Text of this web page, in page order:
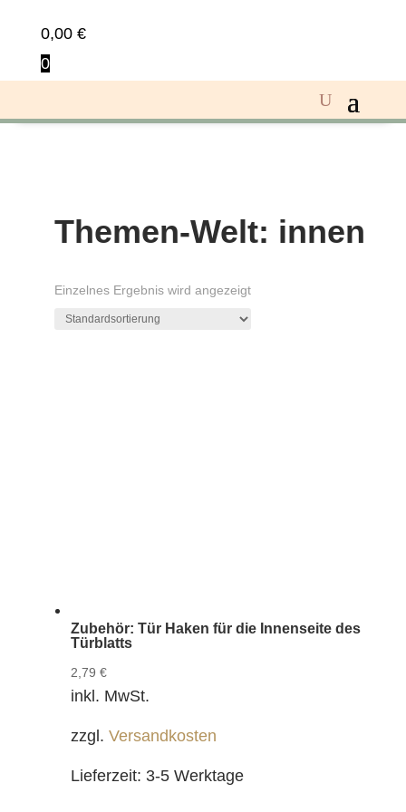
0,00 €
0
Themen-Welt: innen
Einzelnes Ergebnis wird angezeigt
Zubehör: Tür Haken für die Innenseite des
Türblatts
2,79 €
inkl. MwSt.
zzgl. Versandkosten
Lieferzeit: 3-5 Werktage